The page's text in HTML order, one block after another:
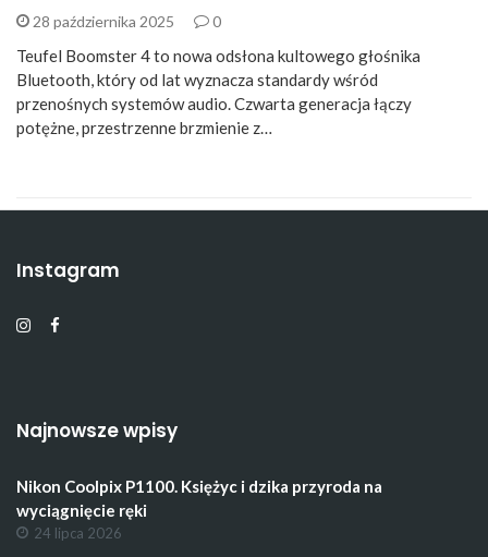
28 października 2025 0
Teufel Boomster 4 to nowa odsłona kultowego głośnika
Bluetooth, który od lat wyznacza standardy wśród
przenośnych systemów audio. Czwarta generacja łączy
potężne, przestrzenne brzmienie z…
Instagram
Najnowsze wpisy
Nikon Coolpix P1100. Księżyc i dzika przyroda na
wyciągnięcie ręki
24 lipca 2026